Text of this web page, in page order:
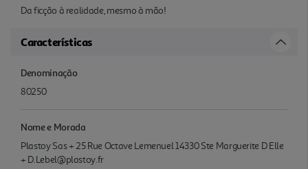
Da ficção à realidade, mesmo à mão!
Características
Denominação
80250
Nome e Morada
Plastoy Sas + 25 Rue Octave Lemenuel 14330 Ste Marguerite D Elle
+ D.Lebel@plastoy.fr